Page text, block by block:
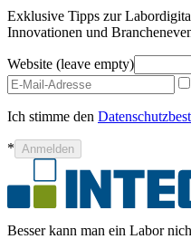
Exklusive Tipps zur
Innovationen und
Website (leave empty)
Ich stimme den
* Anmelden
Besser kann man ein Labor